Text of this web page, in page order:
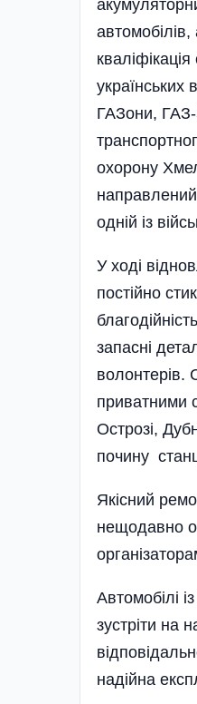
українських
ГАЗони, ГАЗ-
охорону
одній із
У ході
постійно
запасні
волонтерів.
приватними
Острозі,
почину
Якісний
нещодавно
Автомобілі
зустріти на
надійна